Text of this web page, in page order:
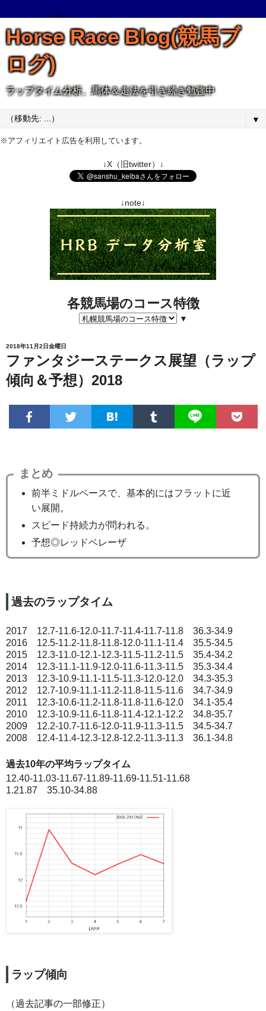
Horse Race Blog(競馬ブ
ログ)
ラップタイム分析、馬体＆走法を引き続き勉強中
▼
※アフィリエイト広告を利用しています。
↓X（旧twitter）↓
↓note↓
各競馬場のコース特徴
▼
2018年11月2日金曜日
ファンタジーステークス展望（ラップ
傾向＆予想）2018
まとめ
前半ミドルペースで、基本的にはフラットに近
い展開。
スピード持続力が問われる。
予想◎レッドベレーザ
過去のラップタイム
2017 12.7-11.6-12.0-11.7-11.4-11.7-11.8 36.3-34.9
2016 12.5-11.2-11.8-11.8-12.0-11.1-11.4 35.5-34.5
2015 12.3-11.0-12.1-12.3-11.5-11.2-11.5 35.4-34.2
2014 12.3-11.1-11.9-12.0-11.6-11.3-11.5 35.3-34.4
2013 12.3-10.9-11.1-11.5-11.3-12.0-12.0 34.3-35.3
2012 12.7-10.9-11.1-11.2-11.8-11.5-11.6 34.7-34.9
2011 12.3-10.6-11.2-11.8-11.8-11.6-12.0 34.1-35.4
2010 12.3-10.9-11.6-11.8-11.4-12.1-12.2 34.8-35.7
2009 12.2-10.7-11.6-12.0-11.9-11.3-11.5 34.5-34.7
2008 12.4-11.4-12.3-12.8-12.2-11.3-11.3 36.1-34.8
過去10年の平均ラップタイム
12.40-11.03-11.67-11.89-11.69-11.51-11.68
1.21.87 35.10-34.88
ラップ傾向
（過去記事の一部修正）